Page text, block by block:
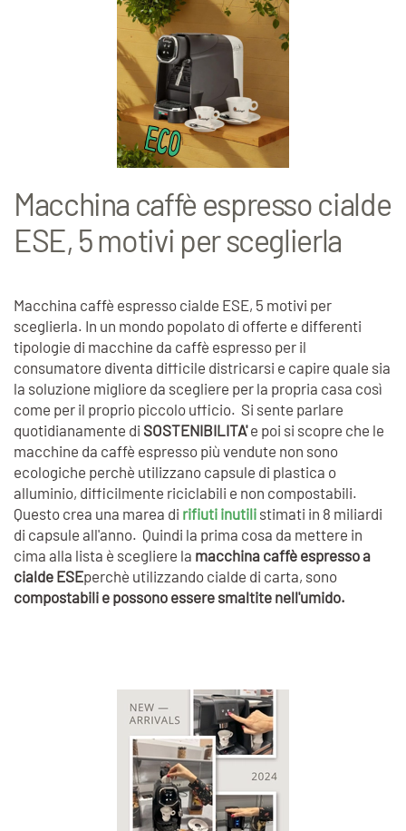
Macchina caffè espresso cialde
ESE, 5 motivi per sceglierla
Macchina caffè espresso cialde ESE, 5 motivi per
sceglierla. In un mondo popolato di offerte e differenti
tipologie di macchine da caffè espresso per il
consumatore diventa difficile districarsi e capire quale sia
la soluzione migliore da scegliere per la propria casa così
come per il proprio piccolo ufficio. Si sente parlare
quotidianamente di SOSTENIBILITA'e poi si scopre che le
macchine da caffè espresso più vendute non sono
ecologiche perchè utilizzano capsule di plastica o
alluminio, difficilmente riciclabili e non compostabili.
Questo crea una marea di rifiuti inutili stimati in 8 miliardi
di capsule all'anno. Quindi la prima cosa da mettere in
cima alla lista è scegliere la macchina caffè espresso a
cialde ESEperchè utilizzando cialde di carta, sono
compostabili e possono essere smaltite nell'umido.